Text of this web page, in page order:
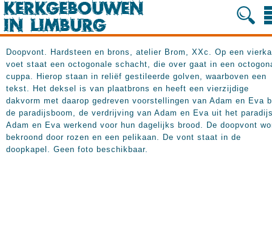
Doopvont. Hardsteen en brons, atelier Brom, XXc. Op een
voet staat een octogonale schacht, die over gaat in een
cuppa. Hierop staan in reliëf gestileerde golven, waarboven een
tekst. Het deksel is van plaatbrons en heeft een vierzijdige
dakvorm met daarop gedreven voorstellingen van Adam en Eva
de paradijsboom, de verdrijving van Adam en Eva uit het
Adam en Eva werkend voor hun dagelijks brood. De doopvont
bekroond door rozen en een pelikaan. De vont staat in de
doopkapel. Geen foto beschikbaar.